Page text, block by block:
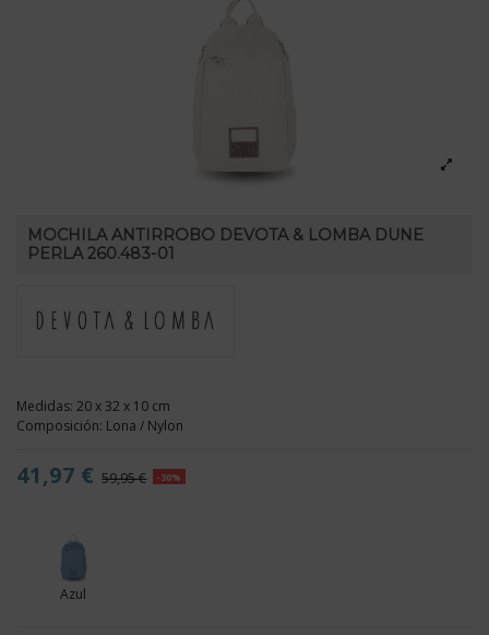
MOCHILA ANTIRROBO DEVOTA & LOMBA DUNE
PERLA 260.483-01
Medidas: 20 x 32 x 10 cm
Composición: Lona / Nylon
41,97 € 59,95 € -30%
Azul